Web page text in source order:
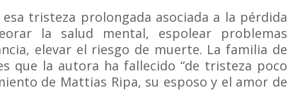
tristeza prolongada asociada a la pérdida
la salud mental, espolear problemas
elevar el riesgo de muerte. La familia de
que la autora ha fallecido “de tristeza poco
de Mattias Ripa, su esposo y el amor de